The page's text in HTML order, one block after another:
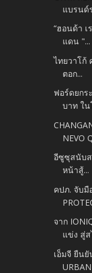
แบรนด์
“ฮอนด้า
แดน "...
ไทยวาโก้
ตอก...
ฟอร์ดยกร
บาท ใน
NEVO
อีซูซุสนับ
หน้าสู้...
คปภ. จับมื
จาก
แข่ง สู่ส
เอ็มจี ยืน